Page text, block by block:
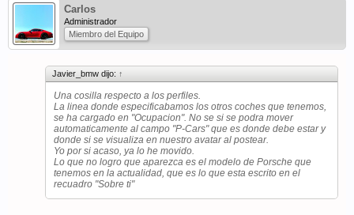
Carlos
Administrador
Miembro del Equipo
Javier_bmw dijo: ↑
Una cosilla respecto a los perfiles.
La linea donde especificabamos los otros coches que tenemos,
se ha cargado en "Ocupacion". No se si se podra mover
automaticamente al campo "P-Cars" que es donde debe estar y
donde si se visualiza en nuestro avatar al postear.
Yo por si acaso, ya lo he movido.
Lo que no logro que aparezca es el modelo de Porsche que
tenemos en la actualidad, que es lo que esta escrito en el
recuadro "Sobre ti"